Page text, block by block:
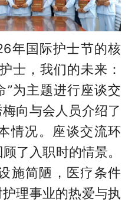
年国际护士节的核
士，我们的未来：
”为主题进行座谈交
向与会人员介绍了
情况。座谈交流环
了入职时的情景。
施简陋，医疗条件
理事业的热爱与执